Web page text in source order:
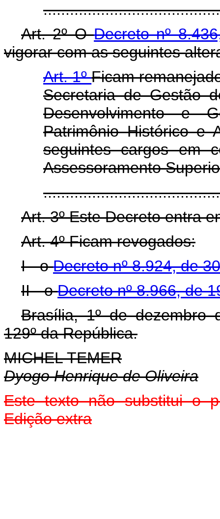
Art. 2º ODecreto nº
vigorar com as seguintes
Art. 1ºFicam
Secretaria de Gestão
Desenvolvimento e
Patrimônio Histórico e
seguintes cargos em
Assessoramento
Art. 3º Este Decreto entra
Art. 4º Ficam revogados:
I - oDecreto nº 8.924, de
II - oDecreto nº 8.966, de
Brasília, 1º de dezembro
129º da República.
MICHEL TEMER
Dyogo Henrique de Oliveira
Este texto não substitui o
Edição extra